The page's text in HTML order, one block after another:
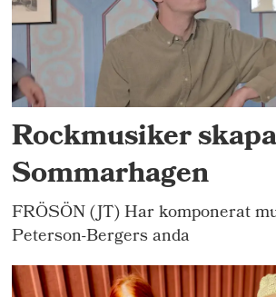
Rockmusiker
Sommarhagen
FRÖSÖN (JT) Har komponerat
Peterson-Bergers anda